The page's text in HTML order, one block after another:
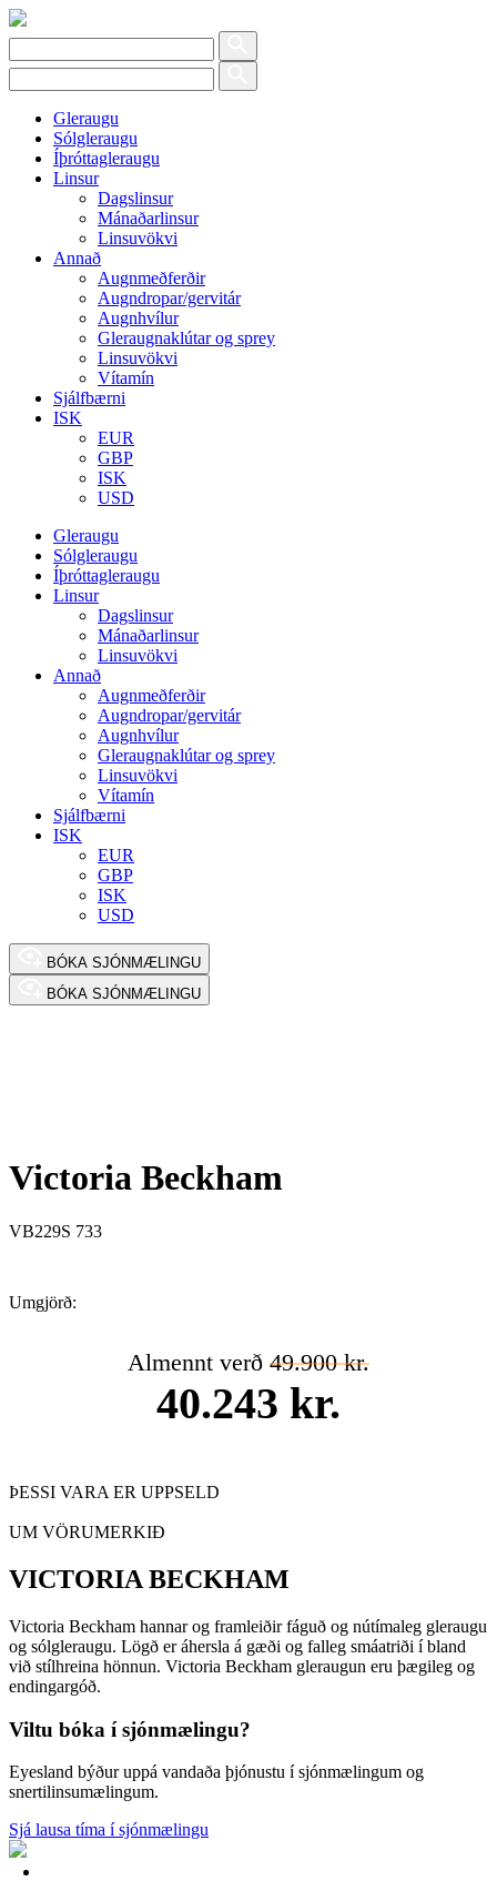
Gleraugu
Sólgleraugu
Íþróttagleraugu
Linsur
Dagslinsur
Mánaðarlinsur
Linsuvökvi
Annað
Augnmeðferðir
Augndropar/gervitár
Augnhvílur
Gleraugnaklútar og sprey
Linsuvökvi
Vítamín
Sjálfbærni
ISK
EUR
GBP
ISK
USD
Gleraugu
Sólgleraugu
Íþróttagleraugu
Linsur
Dagslinsur
Mánaðarlinsur
Linsuvökvi
Annað
Augnmeðferðir
Augndropar/gervitár
Augnhvílur
Gleraugnaklútar og sprey
Linsuvökvi
Vítamín
Sjálfbærni
ISK
EUR
GBP
ISK
USD
BÓKA SJÓNMÆLINGU
BÓKA SJÓNMÆLINGU
Victoria Beckham
VB229S 733
Umgjörð:
Almennt verð 49.900 kr.
40.243 kr.
ÞESSI VARA ER UPPSELD
UM VÖRUMERKIÐ
VICTORIA BECKHAM
Victoria Beckham hannar og framleiðir fáguð og nútímaleg gleraugu
og sólgleraugu. Lögð er áhersla á gæði og falleg smáatriði í bland
við stílhreina hönnun. Victoria Beckham gleraugun eru þægileg og
endingargóð.
Viltu bóka í sjónmælingu?
Eyesland býður uppá vandaða þjónustu í sjónmælingum og
snertilinsumælingum.
Sjá lausa tíma í sjónmælingu